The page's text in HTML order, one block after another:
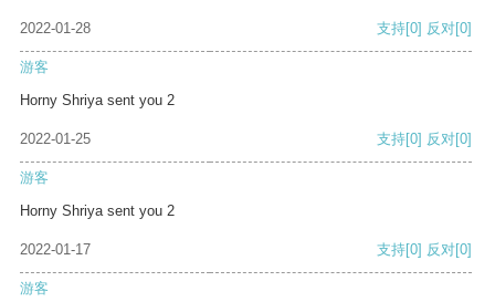
2022-01-28 支持[0] 反对[0]
游客
Horny Shriya sent you 2
2022-01-25 支持[0] 反对[0]
游客
Horny Shriya sent you 2
2022-01-17 支持[0] 反对[0]
游客